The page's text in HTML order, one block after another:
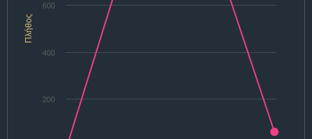
Πλήθος
200
400
600